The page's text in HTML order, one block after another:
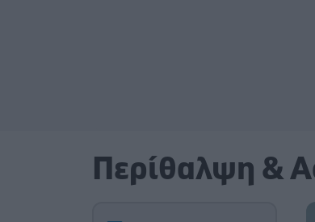
Περίθαλψη &